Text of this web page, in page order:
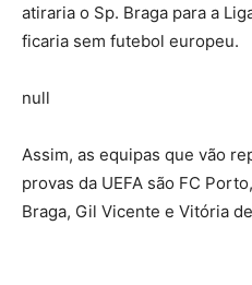
atiraria o Sp. Braga para a
ficaria sem futebol europeu.
null
Assim, as equipas que vão
provas da UEFA são FC
Braga, Gil Vicente e Vitória